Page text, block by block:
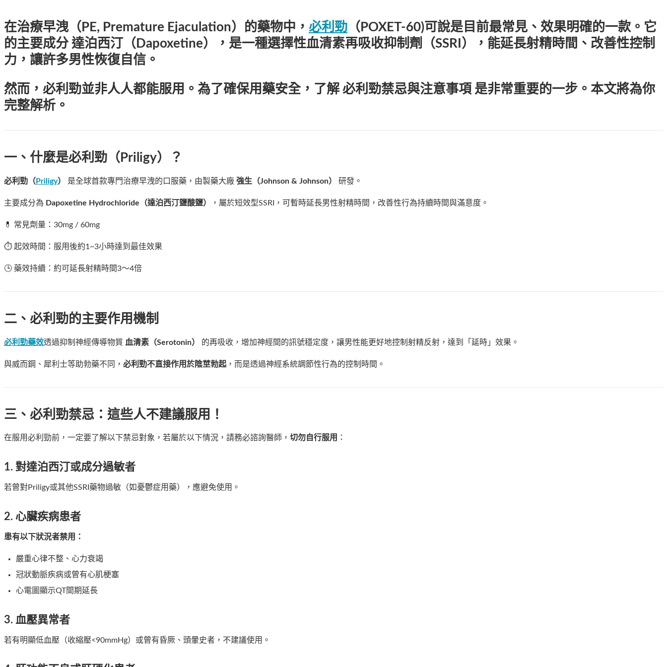
在治療早洩（PE, Premature Ejaculation）的藥物中， 必利勁 （POXET-60)可說是目前最常見、效果明確的一款。它
的主要成分達泊西汀（Dapoxetine）
，是一種選擇性血清素再吸收抑制劑（SSRI），能延長射精時間、改善性控制
力，讓許多男性恢復自信。
然而，必利勁並非人人都能服用。為了確保用藥安全，了解 必利勁禁忌與注意事項 是非常重要的一步。本文將為你
完整解析。
一、什麼是必利勁（Priligy）？
必利勁（ Priligy） 是全球首款專門治療早洩的口服藥，由製藥大廠 強生（Johnson & Johnson） 研發。
主要成分為 Dapoxetine Hydrochloride（達泊西汀鹽酸鹽） ，屬於短效型SSRI，可暫時延長男性射精時間，改善性行為持續時間與滿意度。
💊 常見劑量：30mg / 60mg
⏱️ 起效時間：服用後約1~3小時達到最佳效果
🕒 藥效持續：約可延長射精時間3～4倍
二、必利勁的主要作用機制
必利勁藥效透過抑制神經傳導物質 血清素（Serotonin） 的再吸收，增加神經間的訊號穩定度，讓男性能更好地控制射精反射，達到「延時」效果。
與威而鋼、犀利士等助勃藥不同， 必利勁不直接作用於陰莖勃起 ，而是透過神經系統調節性行為的控制時間。
三、必利勁禁忌：這些人不建議服用！
在服用必利勁前，一定要了解以下禁忌對象，若屬於以下情況，請務必諮詢醫師， 切勿自行服用 ：
1. 對達泊西汀或成分過敏者
若曾對Priligy或其他SSRI藥物過敏（如憂鬱症用藥），應避免使用。
2. 心臟疾病患者
患有以下狀況者禁用：
嚴重心律不整、心力衰竭
冠狀動脈疾病或曾有心肌梗塞
心電圖顯示QT間期延長
3. 血壓異常者
若有明顯低血壓（收縮壓<90mmHg）或曾有昏厥、頭暈史者，不建議使用。